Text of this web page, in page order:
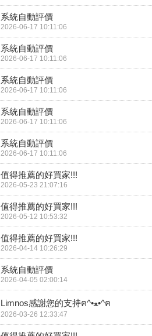
系統自動評價
2026-06-17 10:11:06
系統自動評價
2026-06-17 10:11:06
系統自動評價
2026-06-17 10:11:06
系統自動評價
2026-06-17 10:11:06
系統自動評價
2026-06-17 10:11:06
值得推薦的好買家!!!
2026-05-23 21:07:16
值得推薦的好買家!!!
2026-05-12 10:53:32
值得推薦的好買家!!!
2026-04-14 10:26:29
系統自動評價
2026-04-05 02:00:14
Limnos感謝您的支持ฅ^•ﻌ•^ฅ
2026-03-26 12:33:47